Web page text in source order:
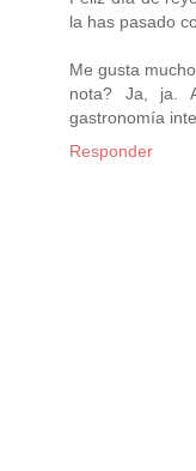
la has pasado
Me gusta
nota? Ja, ja.
gastronomía
Responder